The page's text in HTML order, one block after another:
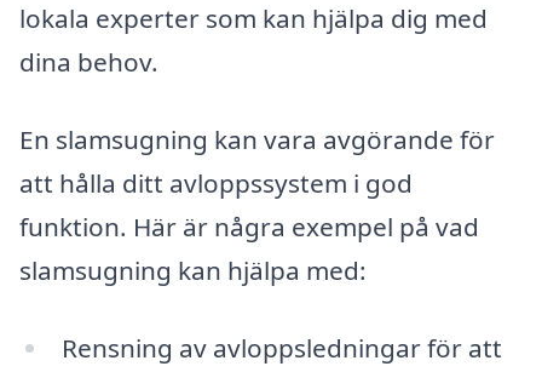
lokala experter som kan hjälpa dig med
dina behov.
En slamsugning kan vara avgörande för
att hålla ditt avloppssystem i god
funktion. Här är några exempel på vad
slamsugning kan hjälpa med:
Rensning av avloppsledningar för att